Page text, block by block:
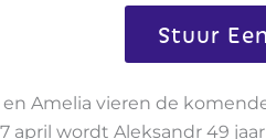
Stuur
Amelia vieren de
april wordt Aleksandr 49